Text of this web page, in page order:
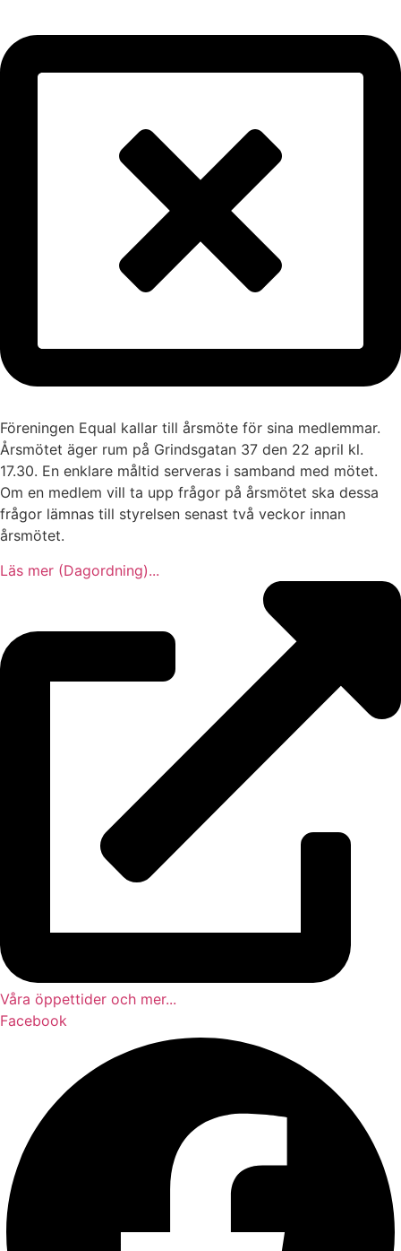
Föreningen Equal kallar till årsmöte för sina medlemmar.
Årsmötet äger rum på Grindsgatan 37 den 22 april kl.
17.30. En enklare måltid serveras i samband med mötet.
Om en medlem vill ta upp frågor på årsmötet ska dessa
frågor lämnas till styrelsen senast två veckor innan
årsmötet.
Läs mer (Dagordning)...
Våra öppettider och mer...
Facebook